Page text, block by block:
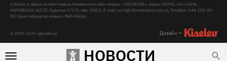
НОВОСТИ
© 2009-2026 vgorode.ua
Субъект в сфере онлайн-медиа, Название онлайн-медиа - «VGORODE», Адрес: 02091, місто Київ,
ХАРКІВСЬКЕ ШОСЕ, будинок 172-Б, офіс 208/1, E-mail:sunlight@mediadim.com.ua, Телефон: 044-205-43-
00, Идентификатор медиа - R40-06066
Дизайн —